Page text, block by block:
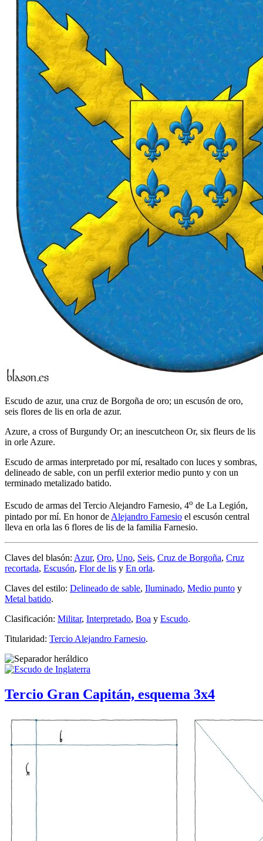
Escudo de azur, una cruz de Borgoña de oro; un escusón de oro,
seis flores de lis en orla de azur.
Azure, a cross of Burgundy Or; an inescutcheon Or, six fleurs de lis
in orle Azure.
Escudo de armas interpretado por mí, resaltado con luces y sombras,
delineado de sable, con un perfil exterior medio punto y con un
terminado metalizado batido.
Escudo de armas del Tercio Alejandro Farnesio, 4o de La Legión,
pintado por mí. En honor de Alejandro Farnesio el escusón central
lleva en orla las 6 flores de lis de la familia Farnesio.
Claves del blasón: Azur, Oro, Uno, Seis, Cruz de Borgoña, Cruz
recortada, Escusón, Flor de lis y En orla.
Claves del estilo: Delineado de sable, Iluminado, Medio punto y
Metal batido.
Clasificación: Militar, Interpretado, Boa y Escudo.
Titularidad: Tercio Alejandro Farnesio.
Tercio Gran Capitán, esquema 3x4